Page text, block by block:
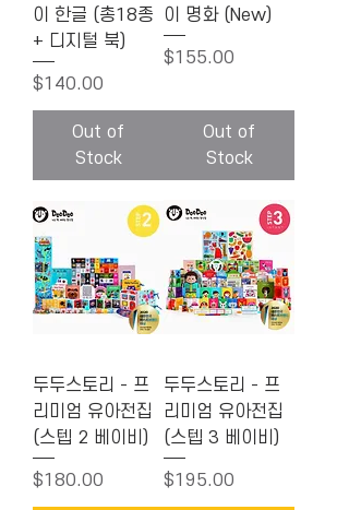
이 한글 (총18종
+ 디지털 북)
Price
$140.00
Out of
Stock
이 명화 (New)
Price
$155.00
Out of
Stock
두두스토리 - 프
리미엄 유아전집
(스텝 2 베이비)
Price
$180.00
두두스토리 - 프
리미엄 유아전집
(스텝 3 베이비)
Price
$195.00